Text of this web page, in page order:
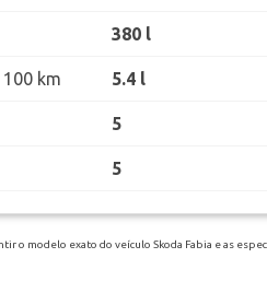
380 l
km 5.4 l
5
5
o modelo exato do veículo Skoda Fabia e as